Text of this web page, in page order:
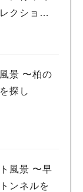
クション
柏の
探し
風景 〜早
ンネルを